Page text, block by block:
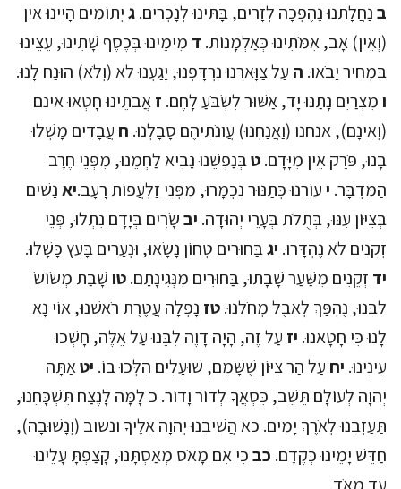
בנַחֲלָתֵנוּ נֶהֶפְכָה לְזָרִים, בָּתֵּינוּ לְנָכְרִים.גיְתוֹמִים הָיִינוּ אין
(וְאֵין) אָב, אִמֹּתֵינוּ כְּאַלְמָנוֹת. ד מֵימֵינוּ בְּכֶסֶף שָׁתִינוּ, עֵצֵינוּ
בִּמְחִיר יָבֹאוּ. ה עַל צַוָּארֵנוּ נִרְדָּפְנוּ, יָגַעְנוּ לא (וְלֹא) הוּנַח לָנוּ.
ומִצְרַיִם נָתַנּוּ יָד, אַשּׁוּר לִשְׂבֹּעַ לָחֶם. זאֲבֹתֵינוּ חָטְאוּ אינם
(וְאֵינָם), אנחנו (וַאֲנַחְנוּ) עֲו‍ֹנֹתֵיהֶם סָבָלְנוּ. ח עֲבָדִים מָשְׁלוּ
בָנוּ, פֹּרֵק אֵין מִיָּדָם.טבְּנַפְשֵׁנוּ נָבִיא לַחְמֵנוּ, מִפְּנֵי חֶרֶב
הַמִּדְבָּר. יעוֹרֵנוּ כְּתַנּוּר נִכְמָרוּ, מִפְּנֵי זַלְעֲפוֹת רָעָב.יאנָשִׁים
בְּצִיּוֹן עִנּוּ, בְּתֻלֹת בְּעָרֵי יְהוּדָה. יבשָׂרִים בְּיָדָם נִתְלוּ, פְּנֵי
זְקֵנִים לֹא נֶהְדָּרוּ. יגבַּחוּרִים טְחוֹן נָשָׂאוּ, וּנְעָרִים בָּעֵץ כָּשָׁלוּ.
יד זְקֵנִים מִשַּׁעַר שָׁבָתוּ, בַּחוּרִים מִנְּגִינָתָם.טושָׁבַת מְשׂוֹשׂ
לִבֵּנוּ, נֶהְפַּךְ לְאֵבֶל מְחֹלֵנוּ.טז נָפְלָה עֲטֶרֶת רֹאשֵׁנוּ, אוֹי נָא
לָנוּ כִּי חָטָאנוּ. יז עַל זֶה, הָיָה דָוֶה לִבֵּנוּ עַל אֵלֶּה, חָשְׁכוּ
עֵינֵינוּ. יח עַל הַר צִיּוֹן שֶׁשָּׁמֵם, שׁוּעָלִים הִלְּכוּ בוֹ. יטאַתָּה
יְהוָה לְעוֹלָם תֵּשֵׁב, כִּסְאֲךָ לְדוֹר וָדוֹר. כ לָמָּה לָנֶצַח תִּשְׁכָּחֵנוּ,
תַּעַזְבֵנוּ לְאֹרֶךְ יָמִים. כא הֲשִׁיבֵנוּ יְהוָה אֵלֶיךָ ונשוב (וְנָשׁוּבָה),
חַדֵּשׁ יָמֵינוּ כְּקֶדֶם. כבכִּי אִם מָאֹס מְאַסְתָּנוּ, קָצַפְתָּ עָלֵינוּ